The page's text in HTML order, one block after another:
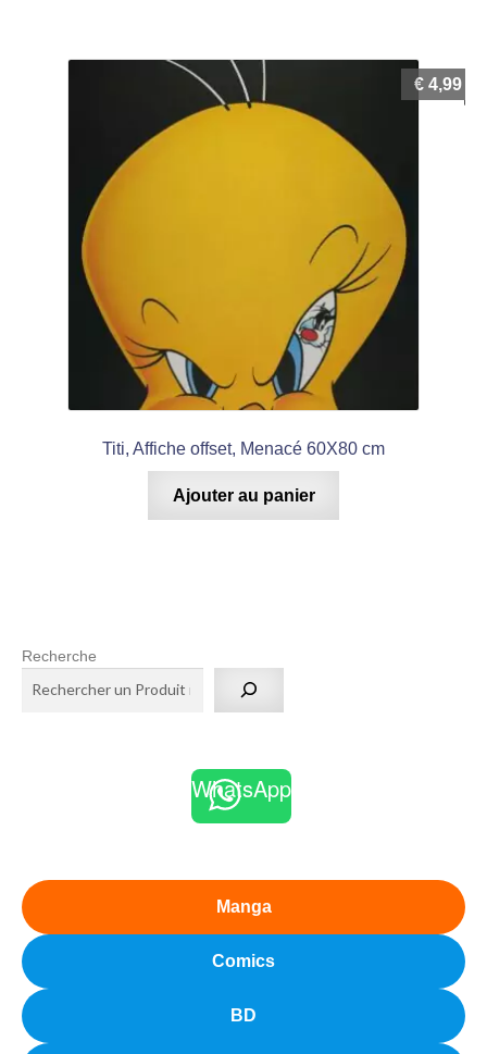
Titi, Affiche offset, Menacé 60X80 cm
€ 4,99
Ajouter au panier
Recherche
WhatsApp
Manga
Comics
BD